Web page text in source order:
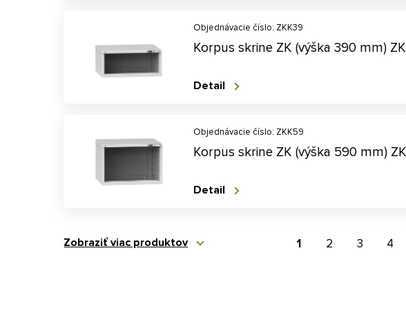
Objednávacie číslo: ZKK39
Korpus skrine ZK (výška 390 mm)
Detail
Objednávacie číslo: ZKK59
Korpus skrine ZK (výška 590 mm)
Detail
Zobraziť viac produktov 1 2 3 4